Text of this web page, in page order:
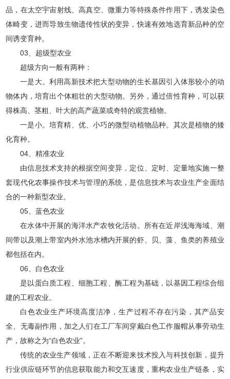
品，在太空宇宙射线、高真空、微重力等特殊条件作用下，诱发染色
体畸变，进而导致生物遗传性状的变异，快速有效地选育新品种的空
间诱变育种。
03、超级型农业
超级方向一般有两种：
一是大。利用高新技术把大型动物的生长基因引入体形较小的动
物体内，培育出个体粗壮的大型动物。另外，通过倍性育种，可以获
得株高、茎粗、叶大的高产蔬菜或奇特的观赏植物。
一是小。培育精、优、小巧的微型动植物品种。其次是植物的矮
化育种。
04、精准农业
由信息技术支持的根据空间变异，定位、定时、定量地实施一整
套现代化农事操作技术与管理的系统，是信息技术与农业生产全面结
合的一种新型农业。
05、蓝色农业
在水体中开展的海洋水产农牧化活动。所有在近岸浅海海域、潮
间带以及潮上带室内外水池水槽内开展的虾、贝、藻、鱼类的养殖业
都包括在内。
06、白色农业
是以蛋白质工程、细胞工程、酶工程为基础，以基因工程综合组
建的工程农业。
白色农业生产环境高度洁净，生产过程不存在污染，其产品安
全、无毒副作用，加之人们在工厂车间穿戴白色工作服帽从事劳动生
产，故称之为“白色农业”。
传统的农业生产领域，正在不断迎来技术投入与科技创新，提升
行业供应链环节的信息获取能力和交互速度，重构农业生产链条，实